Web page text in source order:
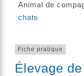
Animal de
chats
Fiche pratique
Élevage